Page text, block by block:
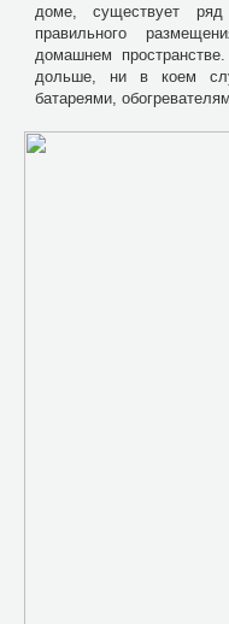
доме, существует
правильного
домашнем
дольше, ни в коем
батареями,